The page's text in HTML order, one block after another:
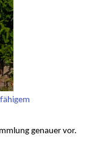
genauer vor.